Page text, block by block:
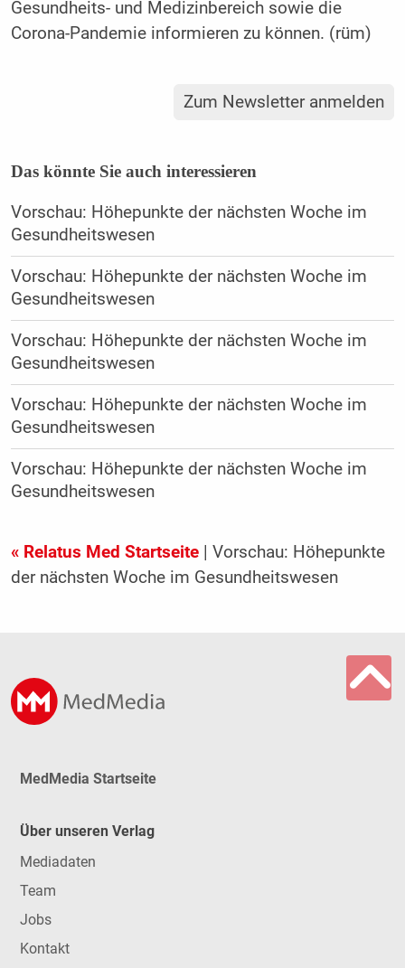
Gesundheits- und Medizinbereich sowie die
Corona-Pandemie informieren zu können. (rüm)
Zum Newsletter anmelden
Das könnte Sie auch interessieren
Vorschau: Höhepunkte der nächsten Woche im
Gesundheitswesen
Vorschau: Höhepunkte der nächsten Woche im
Gesundheitswesen
Vorschau: Höhepunkte der nächsten Woche im
Gesundheitswesen
Vorschau: Höhepunkte der nächsten Woche im
Gesundheitswesen
Vorschau: Höhepunkte der nächsten Woche im
Gesundheitswesen
« Relatus Med Startseite| Vorschau: Höhepunkte
der nächsten Woche im Gesundheitswesen
MedMedia Startseite
Über unseren Verlag
Mediadaten
Team
Jobs
Kontakt